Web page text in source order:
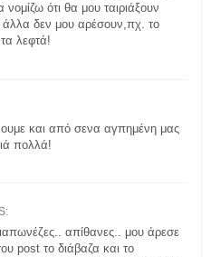
ότι θα μου ταιριάξουν
άλλα δεν μου αρέσουν,πχ. το
λεφτά!
και από σενα αγπημένη μας
πολλά!
απίθανες.. μου άρεσε
post το διάβαζα και το